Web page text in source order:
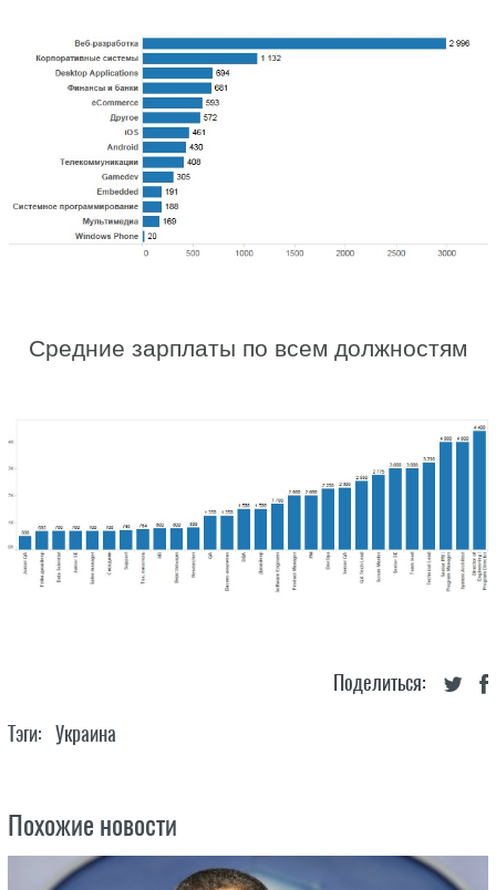
Средние зарплаты по всем должностям
Поделиться:
Тэги: Украина
Похожие новости